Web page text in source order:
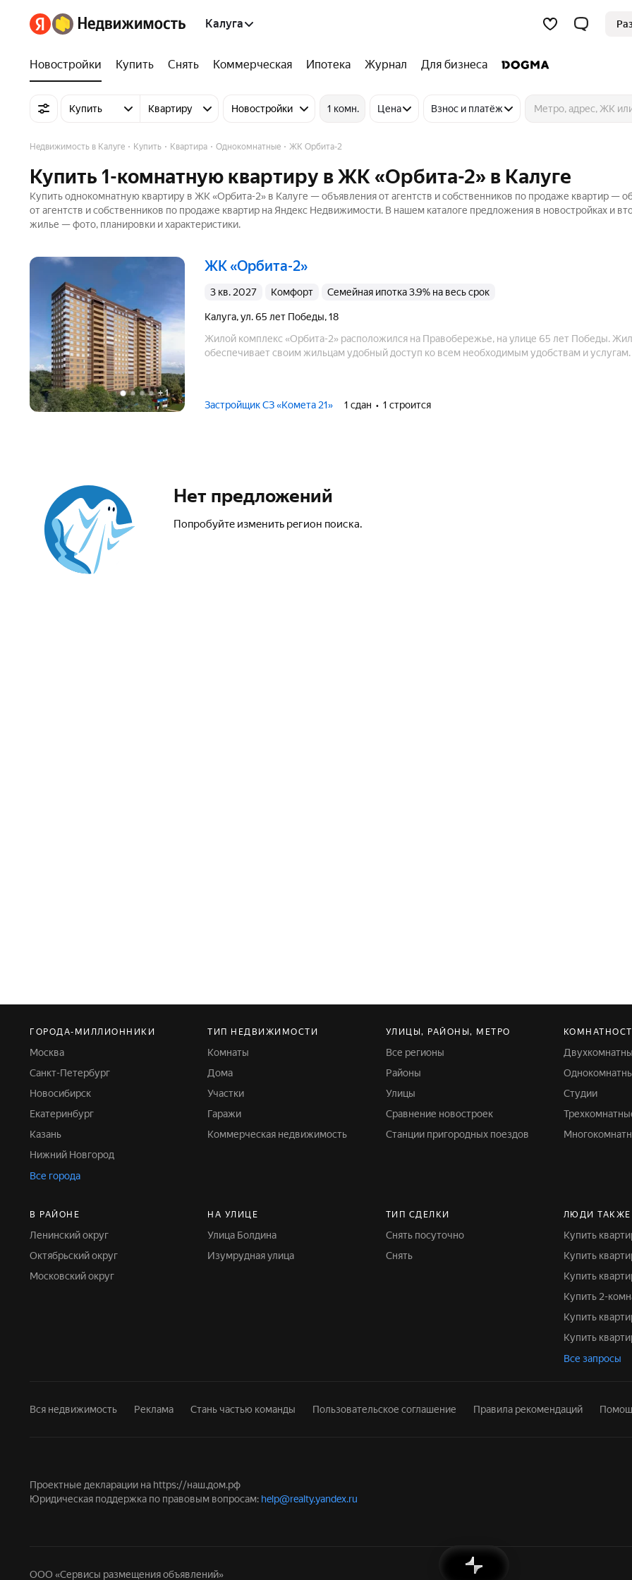
Калуга
Новостройки Купить Снять Коммерческая Ипотека Журнал Для бизнеса
Купить Квартиру Новостройки 1 комн. Цена Взнос и платёж
Недвижимость в Калуге Купить Квартира Однокомнатные ЖК Орбита-2
Купить 1-комнатную квартиру в ЖК «Орбита-2» в Калуге
Купить однокомнатную квартиру в ЖК «Орбита-2» в Калуге — объявления от агентств и собственников по продаже квартир —
от агентств и собственников по продаже квартир на Яндекс Недвижимости. В нашем каталоге предложения в новостройках и
жилье — фото, планировки и характеристики.
ЖК «Орбита-2»
3 кв. 2027 комфорт Cемейная ипотка 3.9% на весь срок
Калуга,ул. 65 лет Победы,18
Жилой комплекс «Орбита-2» расположился на Правобережье, на улице 65 лет Победы.
обеспечивает своим жильцам удобный доступ ко всем необходимым удобствам и услугам.
Застройщик СЗ «Комета 21» 1 сдан 1 строится
+1
Нет предложений
Попробуйте изменить регион поиска.
ГОРОДА-МИЛЛИОННИКИ
Москва
Санкт-Петербург
Новосибирск
Екатеринбург
Казань
Нижний Новгород
Все города
ТИП НЕДВИЖИМОСТИ
Комнаты
Дома
Участки
Гаражи
Коммерческая недвижимость
УЛИЦЫ, РАЙОНЫ, МЕТРО
Все регионы
Районы
Улицы
Сравнение новостроек
Станции пригородных поездов
Студии
В РАЙОНЕ
Ленинский округ
Октябрьский округ
Московский округ
НА УЛИЦЕ
Улица Болдина
Изумрудная улица
ТИП СДЕЛКИ
Снять посуточно
Снять
ЛЮДИ
Купить
Купить
Купить
Купить 2-
Купить
Купить
Все запросы
Вся недвижимость Реклама Стань частью команды Пользовательское соглашение Правила рекомендаций
Проектные декларации на https://наш.дом.рф
Юридическая поддержка по правовым вопросам: help@realty.yandex.ru
ООО «Сервисы размещения объявлений»